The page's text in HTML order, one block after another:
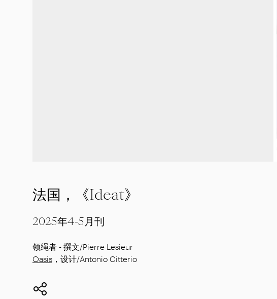
法国，《Ideat》
2025年4-5月刊
领绳者 - 撰文/Pierre Lesieur
Oasis ，设计/Antonio Citterio